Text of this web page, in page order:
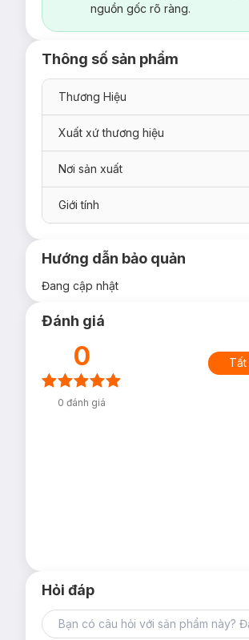
nguồn gốc rõ ràng.
Thông số sản phẩm
Thương Hiệu
Xuất xứ thương hiệu
Nơi sản xuất
Giới tính
Hướng dẫn bảo quản
Đang cập nhật
Đánh giá
0
0 đánh giá
Tất
Hỏi đáp